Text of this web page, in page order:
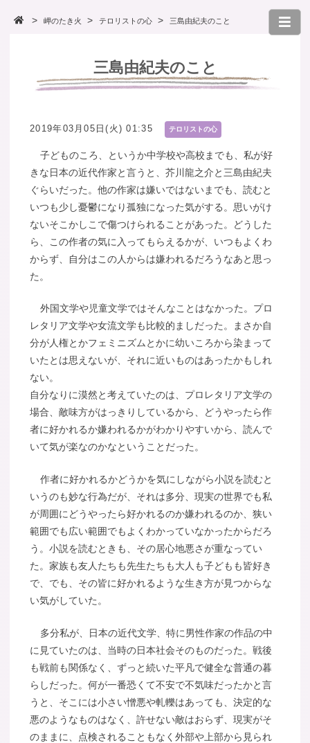
岬のたき火 テロリストの心 三島由紀夫のこと
三島由紀夫のこと
2019年03月05日(火) 01:35 テロリストの心
子どものころ、というか中学校や高校までも、私が好
きな日本の近代作家と言うと、芥川龍之介と三島由紀夫
ぐらいだった。他の作家は嫌いではないまでも、読むと
いつも少し憂鬱になり孤独になった気がする。思いがけ
ないそこかしこで傷つけられることがあった。どうした
ら、この作者の気に入ってもらえるかが、いつもよくわ
からず、自分はこの人からは嫌われるだろうなあと思っ
た。
外国文学や児童文学ではそんなことはなかった。プロ
レタリア文学や女流文学も比較的ましだった。まさか自
分が人権とかフェミニズムとかに幼いころから染まって
いたとは思えないが、それに近いものはあったかもしれ
ない。
自分なりに漠然と考えていたのは、プロレタリア文学の
場合、敵味方がはっきりしているから、どうやったら作
者に好かれるか嫌われるかがわかりやすいから、読んで
いて気が楽なのかなということだった。
作者に好かれるかどうかを気にしながら小説を読むと
いうのも妙な行為だが、それは多分、現実の世界でも私
が周囲にどうやったら好かれるのか嫌われるのか、狭い
範囲でも広い範囲でもよくわかっていなかったからだろ
う。小説を読むときも、その居心地悪さが重なってい
た。家族も友人たちも先生たちも大人も子どもも皆好き
で、でも、その皆に好かれるような生き方が見つからな
い気がしていた。
多分私が、日本の近代文学、特に男性作家の作品の中
に見ていたのは、当時の日本社会そのものだった。戦後
も戦前も関係なく、ずっと続いた平凡で健全な普通の暮
らしだった。何が一番恐くて不安で不気味だったかと言
うと、そこには小さい憎悪や軋轢はあっても、決定的な
悪のようなものはなく、許せない敵はおらず、現実がそ
のままに、点検されることもなく外部や上部から見られ